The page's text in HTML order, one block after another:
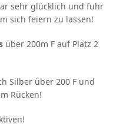
sehr glücklich und fuhr
sich feiern zu lassen!
über 200m F auf Platz 2
Silber über 200 F und
Rücken!